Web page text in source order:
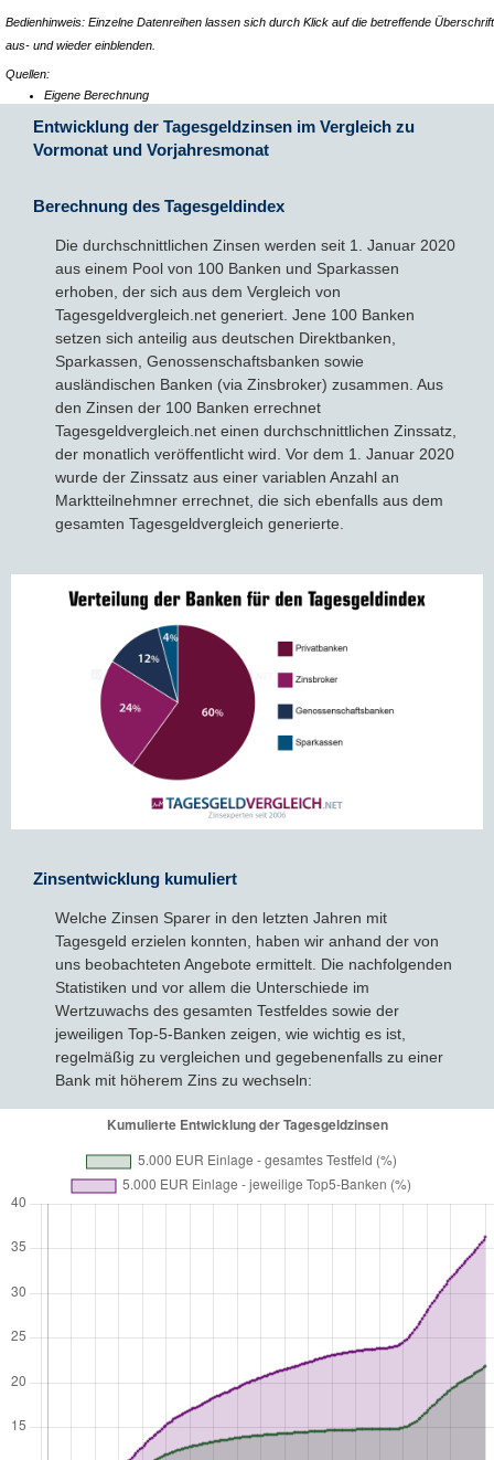
Bedienhinweis: Einzelne Datenreihen lassen sich durch Klick auf die betreffende Überschrift
aus- und wieder einblenden.
Quellen:
Eigene Berechnung
Entwicklung der Tagesgeldzinsen im Vergleich zu
Vormonat und Vorjahresmonat
Berechnung des Tagesgeldindex
Die durchschnittlichen Zinsen werden seit 1. Januar 2020
aus einem Pool von 100 Banken und Sparkassen
erhoben, der sich aus dem Vergleich von
Tagesgeldvergleich.net generiert. Jene 100 Banken
setzen sich anteilig aus deutschen Direktbanken,
Sparkassen, Genossenschaftsbanken sowie
ausländischen Banken (via Zinsbroker) zusammen. Aus
den Zinsen der 100 Banken errechnet
Tagesgeldvergleich.net einen durchschnittlichen Zinssatz,
der monatlich veröffentlicht wird. Vor dem 1. Januar 2020
wurde der Zinssatz aus einer variablen Anzahl an
Marktteilnehmner errechnet, die sich ebenfalls aus dem
gesamten Tagesgeldvergleich generierte.
Zinsentwicklung kumuliert
Welche Zinsen Sparer in den letzten Jahren mit
Tagesgeld erzielen konnten, haben wir anhand der von
uns beobachteten Angebote ermittelt. Die nachfolgenden
Statistiken und vor allem die Unterschiede im
Wertzuwachs des gesamten Testfeldes sowie der
jeweiligen Top-5-Banken zeigen, wie wichtig es ist,
regelmäßig zu vergleichen und gegebenenfalls zu einer
Bank mit höherem Zins zu wechseln: